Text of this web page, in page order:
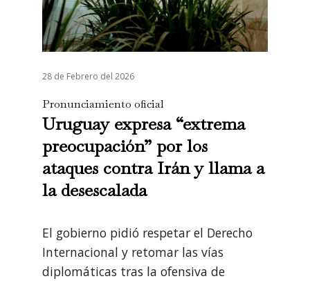
28 de Febrero del 2026
Pronunciamiento oficial
Uruguay expresa “extrema
preocupación” por los
ataques contra Irán y llama a
la desescalada
El gobierno pidió respetar el Derecho
Internacional y retomar las vías
diplomáticas tras la ofensiva de